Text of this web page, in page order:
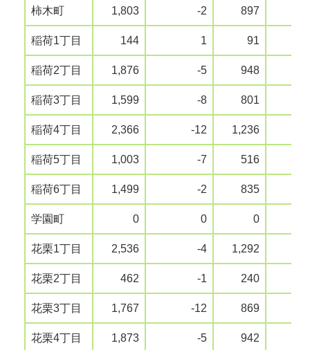
柿木町 1,803 -2 897
稲荷1丁目 144 1 91
稲荷2丁目 1,876 -5 948
稲荷3丁目 1,599 -8 801
稲荷4丁目 2,366 -12 1,236
稲荷5丁目 1,003 -7 516
稲荷6丁目 1,499 -2 835
学園町 0 0 0
花栗1丁目 2,536 -4 1,292
花栗2丁目 462 -1 240
花栗3丁目 1,767 -12 869
花栗4丁目 1,873 -5 942